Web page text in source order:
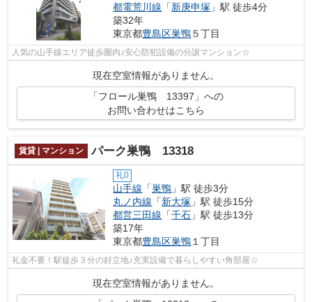
都電荒川線 「新庚申塚 」駅 徒歩4分
築32年
東京都豊島区巣鴨５丁目
人気の山手線エリア徒歩圏内♪安心防犯設備の分譲マンション☆
現在空室情報がありません。
「フロール巣鴨 13397」への
お問い合わせはこちら
賃貸 | マンション パーク巣鴨 13318
礼0
山手線 「巣鴨 」駅 徒歩3分
丸ノ内線 「新大塚 」駅 徒歩15分
都営三田線 「千石 」駅 徒歩13分
築17年
東京都豊島区巣鴨 １丁目
礼金不要！駅徒歩３分の好立地♪充実設備で暮らしやすい角部屋☆
現在空室情報がありません。